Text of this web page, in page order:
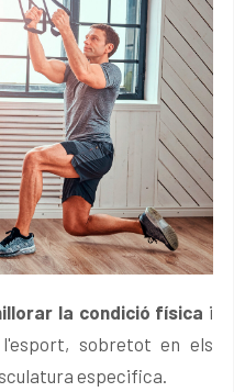
la condició física i
sobretot en els
especifica.